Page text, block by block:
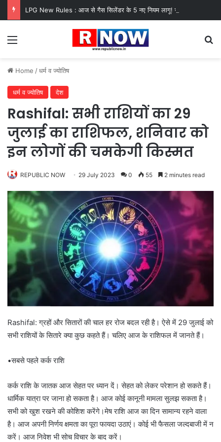
Menu
Home /धर्म व ज्योतिष
धर्म व ज्योतिष देश
Rashifal: सभी राशियों का 29
जुलाई का राशिफल, शनिवार को
इन लोगों की चमकेगी किस्मत
REPUBLIC NOW 29 July 2023 0 55 2 minutes read
Rashifal: ग्रहों और सितारों की चाल हर रोज बदल रही है। ऐसे में 29 जुलाई को
सभी राशियों के सितारे क्या कुछ कहते हैं। चलिए आज के राशिफल में जानते हैं।
•सबसे पहले कर्क राशि
कर्क राशि के जातक आज सेहत पर ध्यान दें। सेहत को लेकर परेशान हो सकते हैं।
धार्मिक यात्रा पर जाना हो सकता है। आज कोई कानूनी मामला सुलझ सकता है।
सभी को खुश रखने की कोशिश करेंगे।मेष राशि आज का दिन सामान्य रहने वाला
है। आज अपनी निर्णय क्षमता का पूरा फायदा उठाएं। कोई भी फैसला जल्दबाजी में न
करें। आज निवेश भी सोच विचार के बाद करें।